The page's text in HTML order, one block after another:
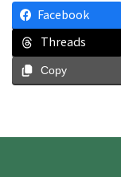
Facebook
Threads
Copy